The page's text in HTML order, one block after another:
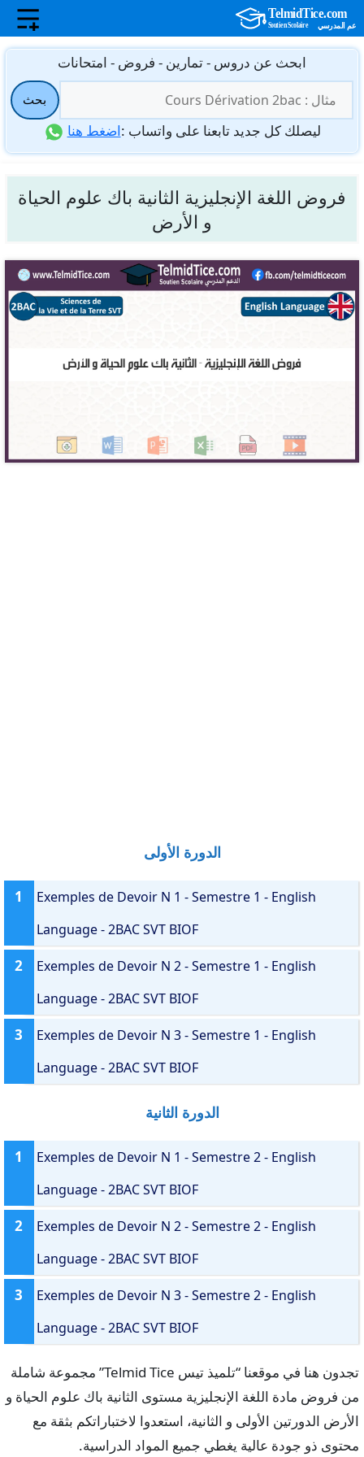
انتقل
المحتوى
ابحث عن دروس - تمارين - فروض - امتحانات
عن:
بحث
ليصلك كل جديد تابعنا على واتساب :اضغط هنا
فروض اللغة الإنجليزية الثانية باك علوم الحياة
و الأرض
الدورة الأولى
1
Exemples de Devoir N 1 - Semestre 1 - English
Language - 2BAC SVT BIOF
2
Exemples de Devoir N 2 - Semestre 1 - English
Language - 2BAC SVT BIOF
3
Exemples de Devoir N 3 - Semestre 1 - English
Language - 2BAC SVT BIOF
الدورة الثانية
1
Exemples de Devoir N 1 - Semestre 2 - English
Language - 2BAC SVT BIOF
2
Exemples de Devoir N 2 - Semestre 2 - English
Language - 2BAC SVT BIOF
3
Exemples de Devoir N 3 - Semestre 2 - English
Language - 2BAC SVT BIOF
تجدون هنا في موقعنا “تلميذ تيس Telmid Tice” مجموعة شاملة
من فروض مادة اللغة الإنجليزية مستوى الثانية باك علوم الحياة و
الأرض الدورتين الأولى و الثانية، استعدوا لاختباراتكم بثقة مع
محتوى ذو جودة عالية يغطي جميع المواد الدراسية.